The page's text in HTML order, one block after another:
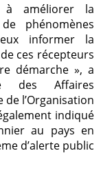
à améliorer la
phénomènes
informer la
ces récepteurs
démarche », a
des Affaires
l’Organisation
indiqué
au pays en
d’alerte public